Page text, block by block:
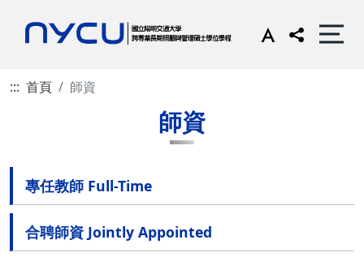
::: 首頁 師資
師資
專任教師 Full-Time
合聘師資 Jointly Appointed